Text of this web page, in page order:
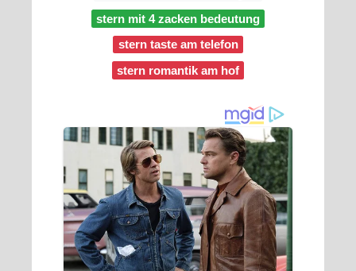
stern mit 4 zacken bedeutung
stern taste am telefon
stern romantik am hof